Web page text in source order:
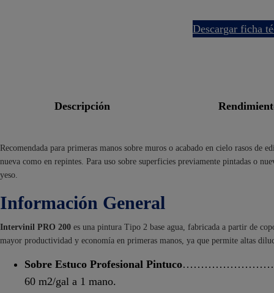
descargar ficha
descripción
Recomendada para primeras manos sobre muros o acabado en cielo rasos de
nueva como en repintes. Para uso sobre superficies previamente pintadas o
yeso.
Información General
Intervinil PRO 200 es una pintura Tipo 2 base agua, fabricada a partir de
mayor productividad y economía en primeras manos, ya que permite altas
Sobre Estuco Profesional Pintuco
60 m2/gal a 1 mano.